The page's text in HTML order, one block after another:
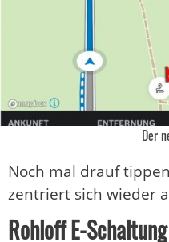
Der
Noch mal drauf
zentriert sich wieder
Rohloff E-Schaltung